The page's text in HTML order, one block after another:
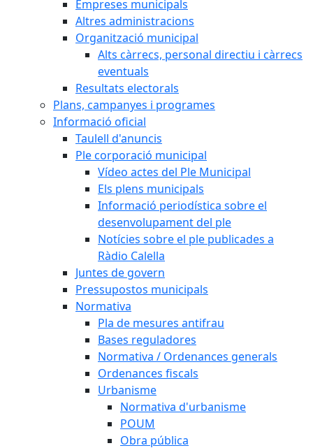
Empreses municipals
Altres administracions
Organització municipal
Alts càrrecs, personal directiu i càrrecs
eventuals
Resultats electorals
Plans, campanyes i programes
Informació oficial
Taulell d'anuncis
Ple corporació municipal
Vídeo actes del Ple Municipal
Els plens municipals
Informació periodística sobre el
desenvolupament del ple
Notícies sobre el ple publicades a
Ràdio Calella
Juntes de govern
Pressupostos municipals
Normativa
Pla de mesures antifrau
Bases reguladores
Normativa / Ordenances generals
Ordenances fiscals
Urbanisme
Normativa d'urbanisme
POUM
Obra pública